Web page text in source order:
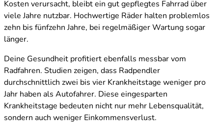
Kosten verursacht, bleibt ein gut gepflegtes Fahrrad über
viele Jahre nutzbar. Hochwertige Räder halten problemlos
zehn bis fünfzehn Jahre, bei regelmäßiger Wartung sogar
länger.
Deine Gesundheit profitiert ebenfalls messbar vom
Radfahren. Studien zeigen, dass Radpendler
durchschnittlich zwei bis vier Krankheitstage weniger pro
Jahr haben als Autofahrer. Diese eingesparten
Krankheitstage bedeuten nicht nur mehr Lebensqualität,
sondern auch weniger Einkommensverlust.